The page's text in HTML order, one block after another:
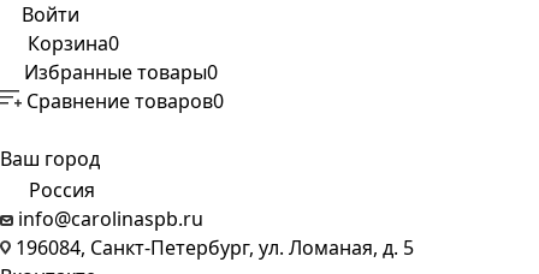
Войти
Корзина0
Избранные товары0
Сравнение товаров0
Ваш город
Россия
info@carolinaspb.ru
196084, Санкт-Петербург, ул. Ломаная, д. 5